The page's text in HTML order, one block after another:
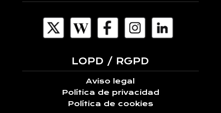
LOPD / RGPD
Aviso legal
Política de privacidad
Política de cookies